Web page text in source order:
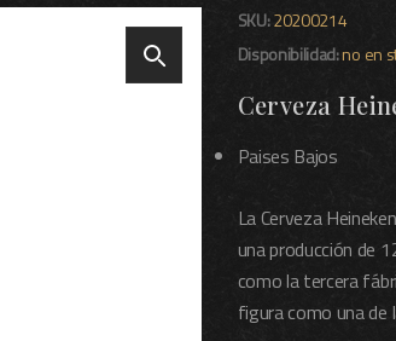
SKU:20200214
Disponibilidad:no en
Cerveza
Paises Bajos
La Cerveza
una producción de
como la tercera
figura como una